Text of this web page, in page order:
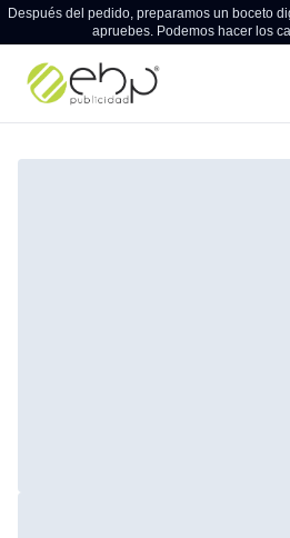
Después del pedido, preparamos un boceto
apruebes. Podemos hacer los